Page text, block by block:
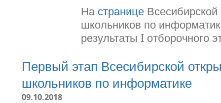
На странице
школьников по
результаты I отборочного
Первый этап Всесибирской
школьников по информатике
09.10.2018